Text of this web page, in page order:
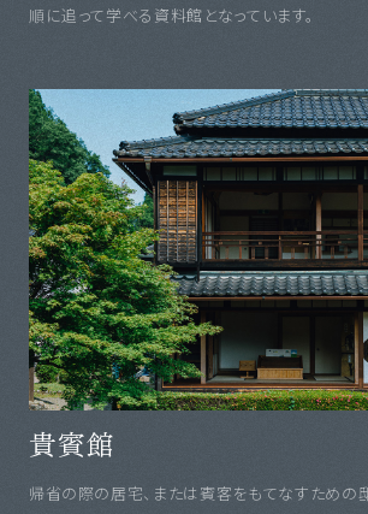
順に追って学べる資料館となっています。
貴賓館
帰省の際の居宅、または賓客をもてなすための